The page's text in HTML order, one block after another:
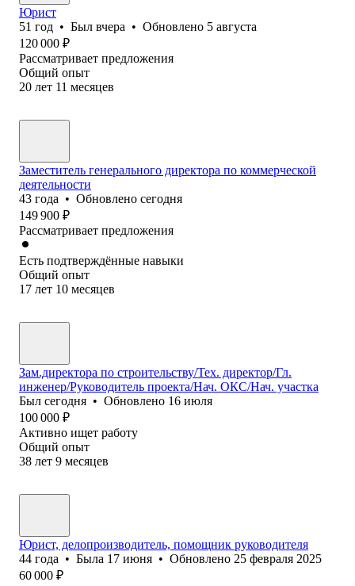
Юрист
51 год • Был вчера • Обновлено 5 августа
120 000 ₽
Рассматривает предложения
Общий опыт
20 лет 11 месяцев
Заместитель генерального директора по коммерческой
деятельности
43 года • Обновлено сегодня
149 900 ₽
Рассматривает предложения
Есть подтверждённые навыки
Общий опыт
17 лет 10 месяцев
Зам.директора по строительству/Тех. директор/Гл.
инженер/Руководитель проекта/Нач. ОКС/Нач. участка
Был сегодня • Обновлено 16 июля
100 000 ₽
Активно ищет работу
Общий опыт
38 лет 9 месяцев
Юрист, делопроизводитель, помощник руководителя
44 года • Была 17 июня • Обновлено 25 февраля 2025
60 000 ₽